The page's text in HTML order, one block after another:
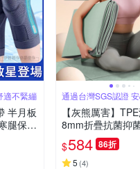
適不緊繃
半月板
腿保暖
通過台灣SGS認證
【灰熊厲害】
8mm折疊抗菌抑
附收納袋(瑜伽墊
台灣SGS認證官方
$584 86折
5 (4)